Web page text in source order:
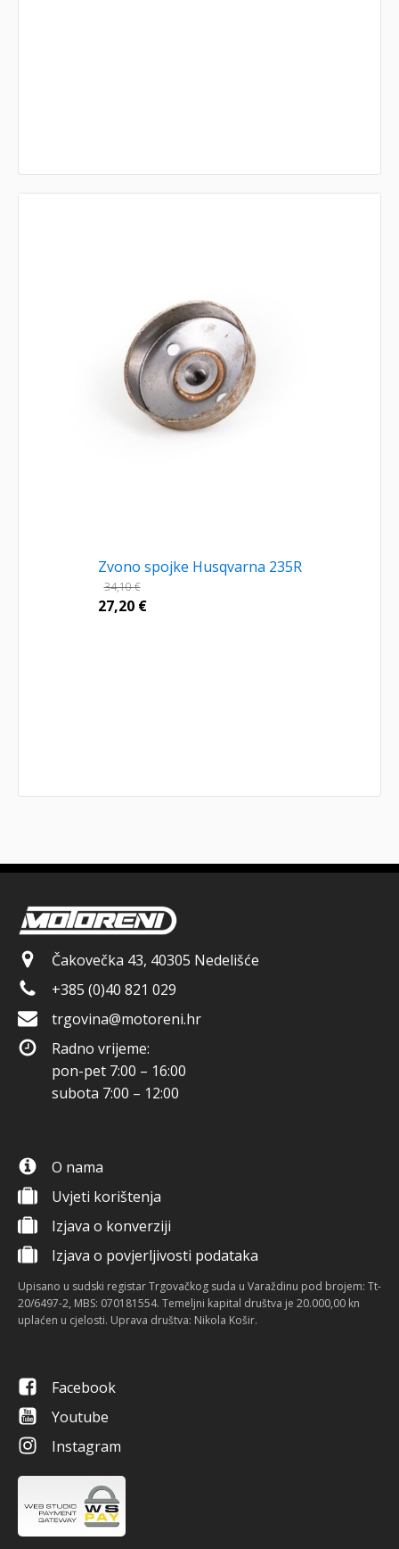
Zvono spojke Husqvarna 235R
34,10€
27,20 €
Čakovečka 43, 40305 Nedelišće
+385 (0)40 821 029
trgovina@motoreni.hr
Radno vrijeme:
pon-pet 7:00 – 16:00
subota 7:00 – 12:00
O nama
Uvjeti korištenja
Izjava o konverziji
Izjava o povjerljivosti podataka
Upisano u sudski registar Trgovačkog suda u Varaždinu pod brojem: Tt-
20/6497-2, MBS: 070181554. Temeljni kapital društva je 20.000,00 kn
uplaćen u cjelosti. Uprava društva: Nikola Košir.
Facebook
Youtube
Instagram